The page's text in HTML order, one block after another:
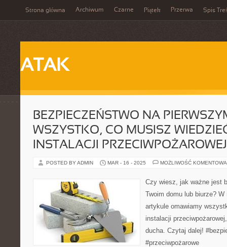
Strona główna Archiwum Czarne Piątek Przerwa Spis
ATAK
BEZPIECZEŃSTWO NA
WSZYSTKO, CO MUSISZ
INSTALACJI PRZECIWPOŻAROWEJ
POSTED BY ADMIN MAR - 16 - 2025 MOŻLIWOŚĆ
Czy wiesz, jak ważne jest
Twoim domu lub biurze?
artykule omawiamy
instalacji
ducha. Czytaj dalej!
#przeciwpożarowe